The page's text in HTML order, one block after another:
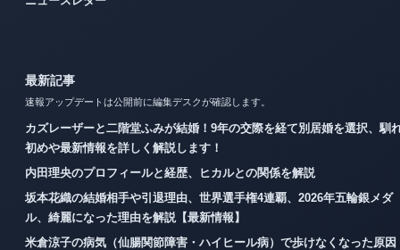
最新記事
速報アップデートは公開前に編集デスクが確認します。
カズレーザーと二階堂ふみが結婚！9年の交際を経て別居婚を選択、馴
初めや最新情報を詳しく解説します！
内田理央のプロフィールと経歴、ヒカルとの関係を解説
坂本花織の結婚相手や引退理由、世界選手権4連覇、2026年五輪銀メダ
ル、綺麗になった理由を解説【最新情報】
米倉涼子の病気（仙腸関節障害・ハイヒール病）で歩けなくなった原因